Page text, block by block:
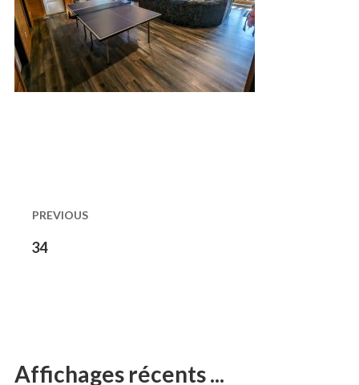
dans
les
PREVIOUS
Previous
34
Affichages récents ...